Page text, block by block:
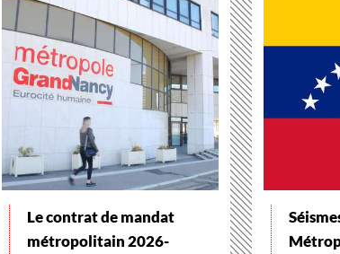
Le contrat de mandat
métropolitain 2026-